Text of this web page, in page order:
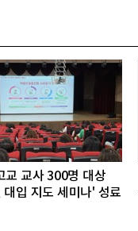
교 교사 300명 대상
입 지도 세미나' 성료